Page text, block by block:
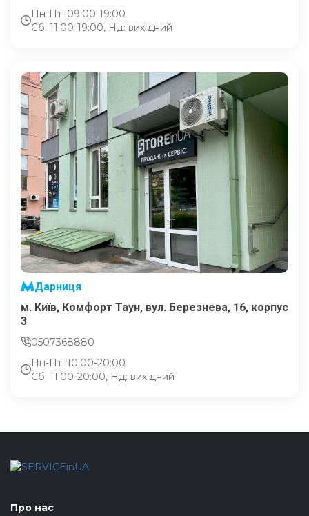
Пн-Пт: 09:00-19:00
Сб: 11:00-19:00, Нд: вихідний
Дарниця
м. Київ, Комфорт Таун, вул. Березнева, 16, корпус
3
0507368880
Пн-Пт: 10:00-20:00
Сб: 11:00-20:00, Нд: вихідний
Про нас